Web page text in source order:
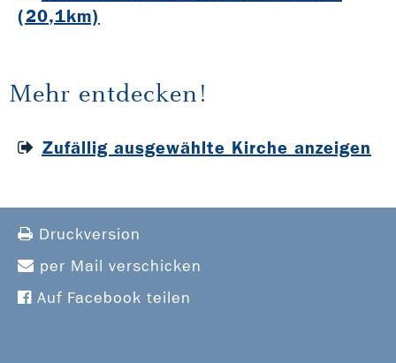
(20,1km)
Mehr entdecken!
Zufällig ausgewählte Kirche anzeigen
Druckversion
per Mail verschicken
Auf Facebook teilen